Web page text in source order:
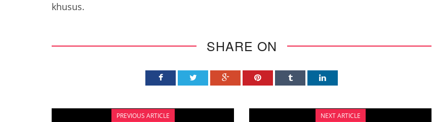
khusus.
SHARE ON
PREVIOUS ARTICLE NEXT ARTICLE